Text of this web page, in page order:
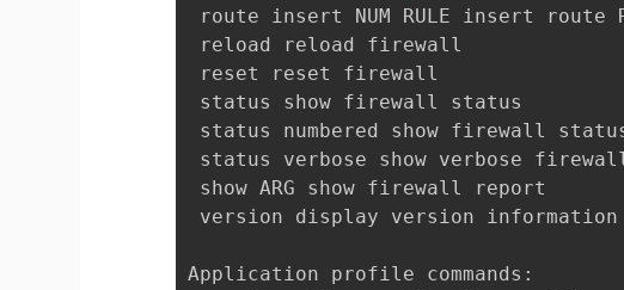
route insert NUM RULE insert route
reload reload firewall
reset reset firewall
status show firewall status
status numbered show firewall
status verbose show verbose
show ARG show firewall report
version display version information
Application profile commands: